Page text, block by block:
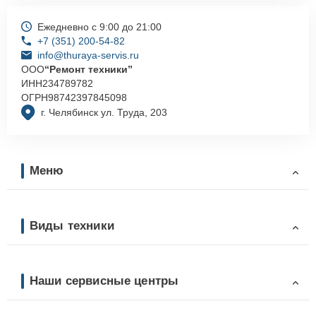
г. Челябинск ул. Труда, 203
Ежедневно с 9:00 до 21:00
+7 (351) 200-54-82
info@thuraya-servis.ru
ООО“Ремонт техники”
ИНН234789782
ОГРН98742397845098
Меню
Виды техники
Наши сервисные центры